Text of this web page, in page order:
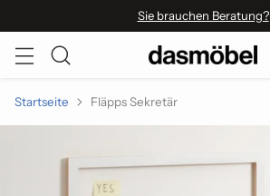
Sie brauchen Beratung?
Startseite Fläpps Sekretär